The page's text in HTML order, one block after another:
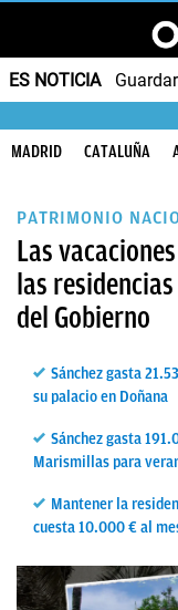
ES NOTICIA
MADRID CATALUÑA
PATRIMONIO
Las
las
del Gobierno
Sánchez gasta
su palacio en Doñana
Sánchez gasta
Marismillas para
Mantener la
cuesta 10.000 € al